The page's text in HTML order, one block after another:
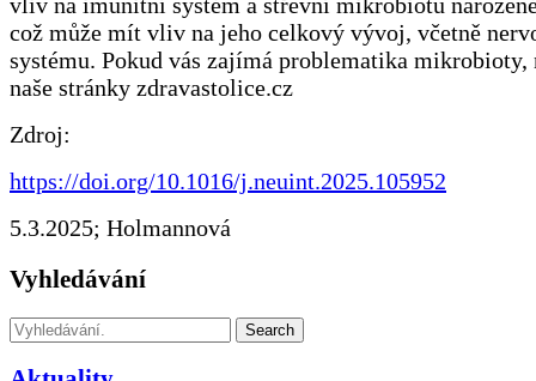
což může mít vliv na jeho celkový vývoj, včetně
systému. Pokud vás zajímá problematika mikrobioty,
naše stránky zdravastolice.cz
Zdroj:
https://doi.org/10.1016/j.neuint.2025.105952
5.3.2025; Holmannová
Vyhledávání
Search